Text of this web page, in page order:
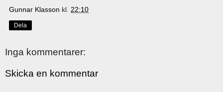
Gunnar Klasson kl. 22:10
Dela
Inga kommentarer:
Skicka en kommentar